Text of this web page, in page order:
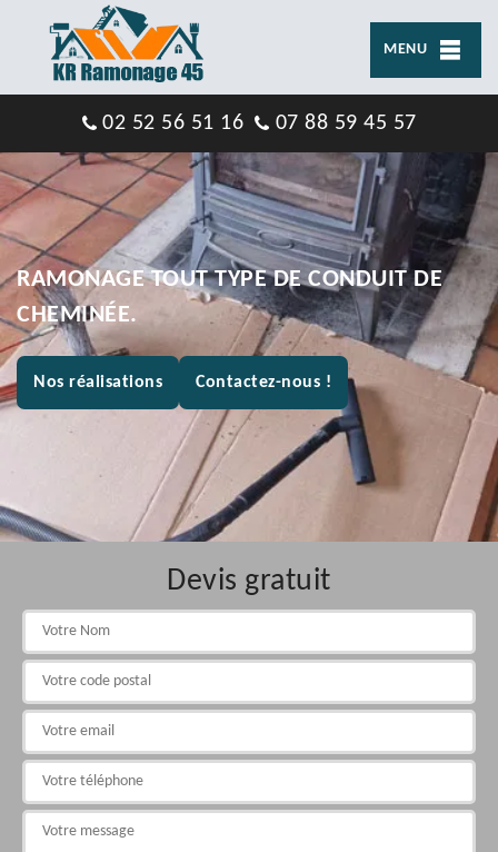
MENU
02 52 56 51 16 07 88 59 45 57
RAMONAGE TOUT TYPE DE CONDUIT DE
CHEMINÉE.
Nos réalisations Contactez-nous !
Devis gratuit